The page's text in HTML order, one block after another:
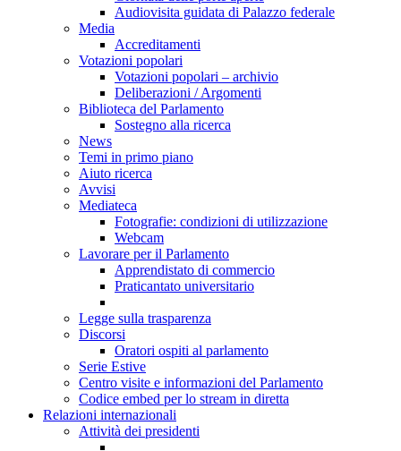
Audiovisita guidata di Palazzo federale
Media
Accreditamenti
Votazioni popolari
Votazioni popolari – archivio
Deliberazioni / Argomenti
Biblioteca del Parlamento
Sostegno alla ricerca
News
Temi in primo piano
Aiuto ricerca
Avvisi
Mediateca
Fotografie: condizioni di utilizzazione
Webcam
Lavorare per il Parlamento
Apprendistato di commercio
Praticantato universitario
Legge sulla trasparenza
Discorsi
Oratori ospiti al parlamento
Serie Estive
Centro visite e informazioni del Parlamento
Codice embed per lo stream in diretta
Relazioni internazionali
Attività dei presidenti